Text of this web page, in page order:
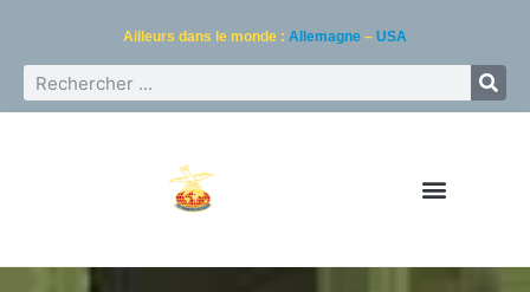
Ailleurs dans le monde : Allemagne – USA